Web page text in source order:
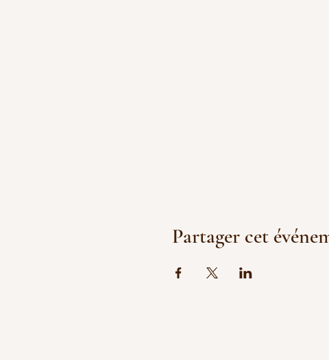
Partager cet